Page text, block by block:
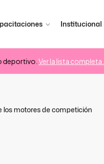
Institucional
deportivo. Ver la lista completa.
motores de competición